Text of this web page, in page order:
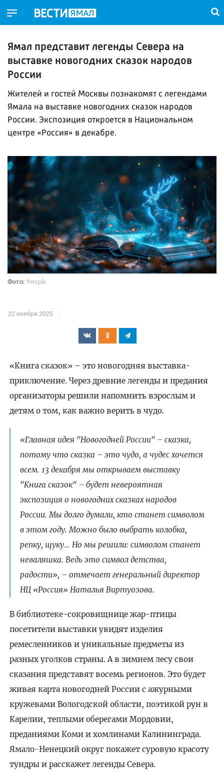
Ямал представит легенды Севера на
выставке новогодних сказок народов
России
Жителей и гостей Москвы познакомят с легендами
Ямала на выставке новогодних сказок народов
России. Экспозиция откроется в Национальном
центре «Россия» в декабре.
Фото: freepik
22 ноября 2025
«Книга сказок» – это новогодняя выставка-
приключение. Через древние легенды и предания
организаторы решили напомнить взрослым и
детям о том, как важно верить в чудо.
«Главная идея "Новогодней России" – сказка,
потому что сказка – это чудо, а чудес хочется
всем. 13 декабря мы открываем выставку
"Книга сказок" – будет невероятная
экспозиция о новогодних сказках народов
России. Мы долго думали, кто станет символом
в этом году. Можно было выбрать колобка,
репку, щуку… Но мы решили: символом станет
неваляшка. Ведь это символ детства,
радости», – отмечает генеральный директор
НЦ «Россия» Наталья Виртуозова.
В библиотеке-сокровищнице жар-птицы
посетители выставки увидят изделия
ремесленников и уникальные предметы из
разных уголков страны. А в зимнем лесу свои
сказания представят восемь регионов. Это будет
живая карта новогодней России с ажурными
кружевами Вологодской области, поэтикой рун в
Карелии, теплыми оберегами Мордовии,
преданиями Коми и хомлинами Калининграда.
Ямало-Ненецкий округ покажет суровую красоту
тундры и расскажет легенды Севера.